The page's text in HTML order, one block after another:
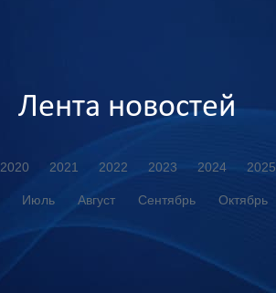
Лента новостей
2020 2021 2022 2023 2024 2025
Июль Август Сентябрь Октябрь